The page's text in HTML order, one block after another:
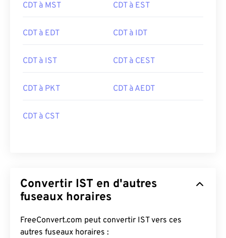
CDT à MST CDT à EST
CDT à EDT CDT à IDT
CDT à IST CDT à CEST
CDT à PKT CDT à AEDT
CDT à CST
Convertir IST en d'autres
fuseaux horaires
FreeConvert.com peut convertir IST vers ces
autres fuseaux horaires :